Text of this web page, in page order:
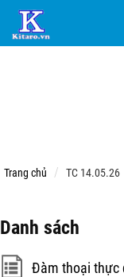
Trang chủ TC 14.05.26
Danh sách
Đàm thoại thực